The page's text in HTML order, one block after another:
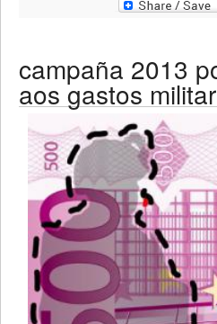
campaña 2013
aos gastos